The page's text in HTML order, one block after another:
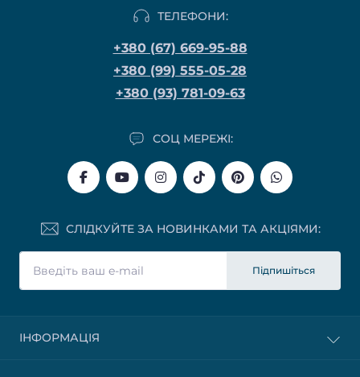
ТЕЛЕФОНИ:
+380 (67) 669-95-88
+380 (99) 555-05-28
+380 (93) 781-09-63
СОЦ МЕРЕЖІ:
СЛІДКУЙТЕ ЗА НОВИНКАМИ ТА АКЦІЯМИ:
Підпишіться
ІНФОРМАЦІЯ